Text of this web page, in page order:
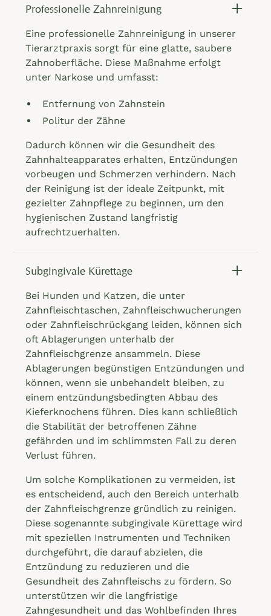
Professionelle Zahnreinigung
Eine professionelle Zahnreinigung in unserer
Tierarztpraxis sorgt für eine glatte, saubere
Zahnoberfläche. Diese Maßnahme erfolgt
unter Narkose und umfasst:
Entfernung von Zahnstein
Politur der Zähne
Dadurch können wir die Gesundheit des
Zahnhalteapparates erhalten, Entzündungen
vorbeugen und Schmerzen verhindern. Nach
der Reinigung ist der ideale Zeitpunkt, mit
gezielter Zahnpflege zu beginnen, um den
hygienischen Zustand langfristig
aufrechtzuerhalten.
Subgingivale Kürettage
Bei Hunden und Katzen, die unter
Zahnfleischtaschen, Zahnfleischwucherungen
oder Zahnfleischrückgang leiden, können sich
oft Ablagerungen unterhalb der
Zahnfleischgrenze ansammeln. Diese
Ablagerungen begünstigen Entzündungen und
können, wenn sie unbehandelt bleiben, zu
einem entzündungsbedingten Abbau des
Kieferknochens führen. Dies kann schließlich
die Stabilität der betroffenen Zähne
gefährden und im schlimmsten Fall zu deren
Verlust führen.
Um solche Komplikationen zu vermeiden, ist
es entscheidend, auch den Bereich unterhalb
der Zahnfleischgrenze gründlich zu reinigen.
Diese sogenannte subgingivale Kürettage wird
mit speziellen Instrumenten und Techniken
durchgeführt, die darauf abzielen, die
Entzündung zu reduzieren und die
Gesundheit des Zahnfleischs zu fördern. So
unterstützen wir die langfristige
Zahngesundheit und das Wohlbefinden Ihres